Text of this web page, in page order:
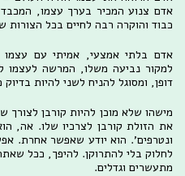
אדם צנוע המכיר בערך עצמו,
כבוד והוקרה רבה לחיים בכל הצורות
אדם בלתי אמצעי, אמיתי עם
למקור נביעה משלו, המרשה לעצמו
דופן, ומסוגל להניח לשני להיות
מישהו שלא מוכן להיות קורבן
את הזולת קורבן לצרכיו שלו. אה,
ונטרפים'. הוא יודע שאפשר אחרת.
לחלוק בלי להתרוקן. להיפך, ככל
מתעשרים וגדלים.